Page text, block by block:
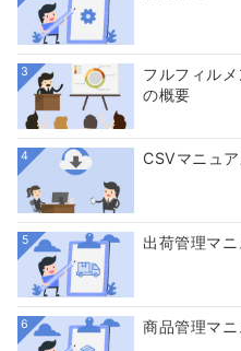
3
フルフィル
の概要
4 CSVマニュ
5 出荷管理マ
6 商品管理マ